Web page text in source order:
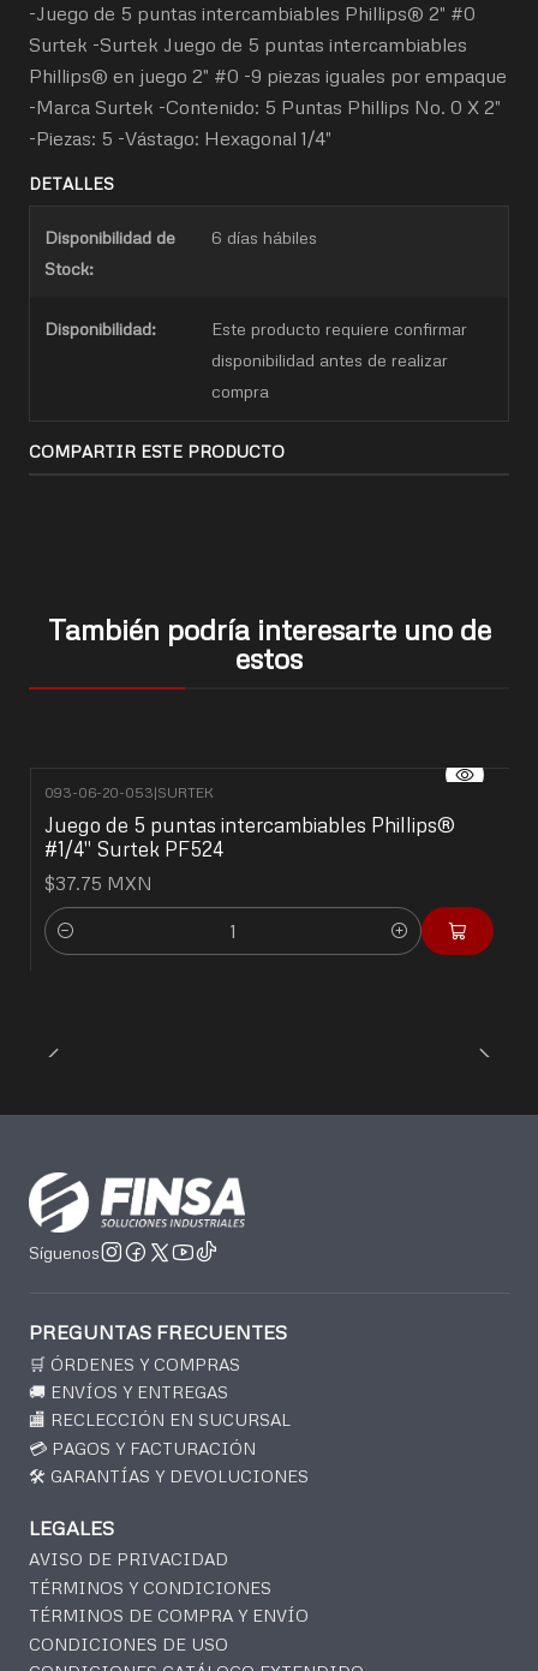
-Juego de 5 puntas intercambiables Phillips® 2" #0
Surtek -Surtek Juego de 5 puntas intercambiables
Phillips® en juego 2" #0 -9 piezas iguales por empaque
-Marca Surtek -Contenido: 5 Puntas Phillips No. 0 X 2"
-Piezas: 5 -Vástago: Hexagonal 1/4"
DETALLES
Disponibilidad de
Stock:
6 días hábiles
Disponibilidad:
Este producto requiere confirmar
disponibilidad antes de realizar
compra
COMPARTIR ESTE PRODUCTO
También podría interesarte uno de
estos
093-06-20-053|SURTEK
Juego de 5 puntas intercambiables Phillips®
#1/4" Surtek PF524
$37.75 MXN
Cantidad
Síguenos
PREGUNTAS FRECUENTES
🛒 ÓRDENES Y COMPRAS
🚚 ENVÍOS Y ENTREGAS
🏬 RECLECCIÓN EN SUCURSAL
💳 PAGOS Y FACTURACIÓN
🛠️ GARANTÍAS Y DEVOLUCIONES
LEGALES
AVISO DE PRIVACIDAD
TÉRMINOS Y CONDICIONES
TÉRMINOS DE COMPRA Y ENVÍO
CONDICIONES DE USO